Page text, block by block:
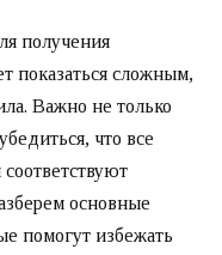
получения
показаться сложным,
Важно не только
что все
основные
помогут избежать